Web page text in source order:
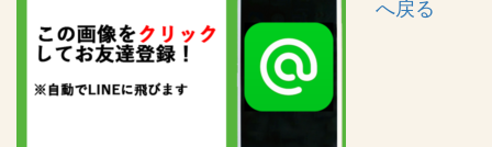
へ戻る